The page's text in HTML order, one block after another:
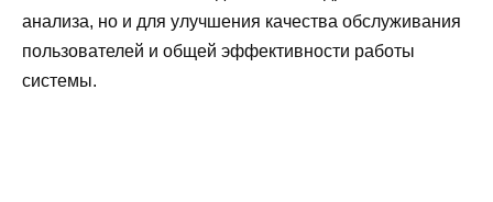
анализа, но и для улучшения качества обслуживания
пользователей и общей эффективности работы
системы.